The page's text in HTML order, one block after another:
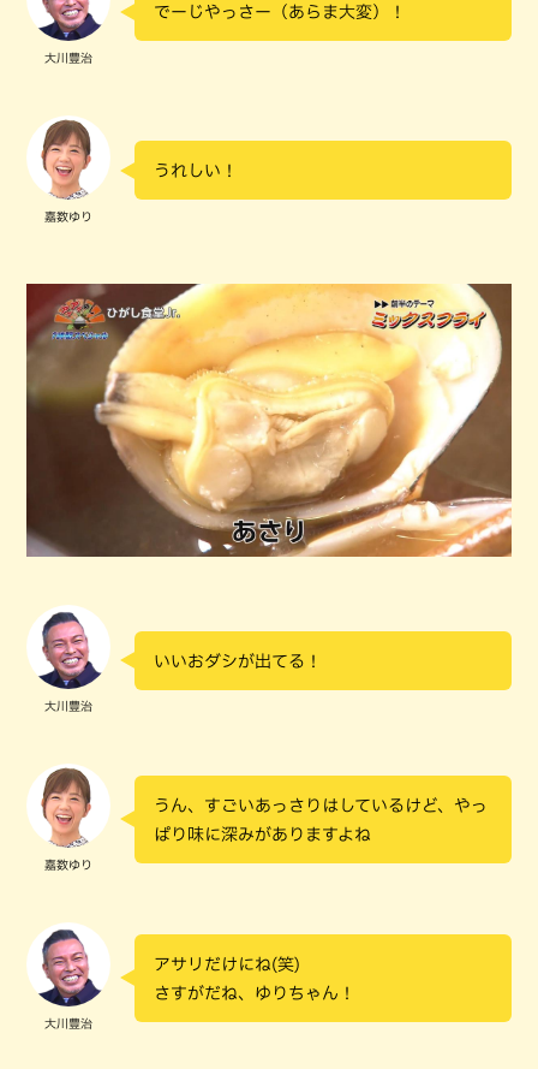
大川豊治
でーじやっさー（あらま大変）！
嘉数ゆり
うれしい！
大川豊治
いいおダシが出てる！
嘉数ゆり
うん、すごいあっさりはしているけど、やっ
ぱり味に深みがありますよね
大川豊治
アサリだけにね(笑)
さすがだね、ゆりちゃん！